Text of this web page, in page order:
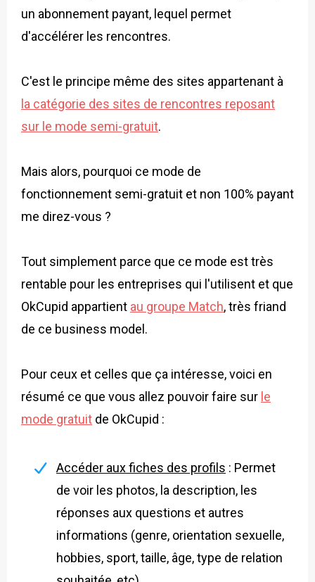
un abonnement payant, lequel permet
d'accélérer les rencontres.
C'est le principe même des sites appartenant à
la catégorie des sites de rencontres reposant
sur le mode semi-gratuit.
Mais alors, pourquoi ce mode de
fonctionnement semi-gratuit et non 100% payant
me direz-vous ?
Tout simplement parce que ce mode est très
rentable pour les entreprises qui l'utilisent et que
OkCupid appartient au groupe Match, très friand
de ce business model.
Pour ceux et celles que ça intéresse, voici en
résumé ce que vous allez pouvoir faire sur le
mode gratuit de OkCupid :
Accéder aux fiches des profils : Permet
de voir les photos, la description, les
réponses aux questions et autres
informations (genre, orientation sexuelle,
hobbies, sport, taille, âge, type de relation